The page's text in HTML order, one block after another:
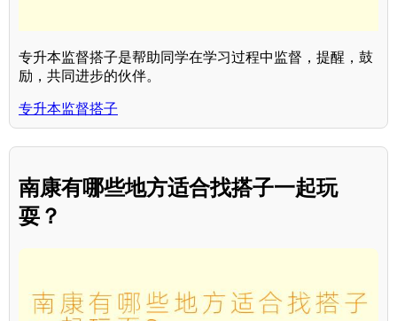
专升本监督搭子是帮助同学在学习过程中监督，提醒，鼓
励，共同进步的伙伴。
专升本监督搭子
南康有哪些地方适合找搭子一起玩
耍？